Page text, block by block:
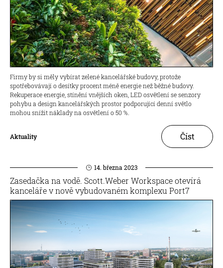
Firmy by si měly vybírat zelené kancelářské budovy, protože
spotřebovávají o desítky procent méně energie než běžné budovy.
Rekuperace energie, stínění vnějších oken, LED osvětlení se senzory
pohybu a design kancelářských prostor podporující denní světlo
mohou snížit náklady na osvětlení o 50 %.
Aktuality Číst
14. března 2023
Zasedačka na vodě. Scott.Weber Workspace otevírá
kanceláře v nově vybudovaném komplexu Port7